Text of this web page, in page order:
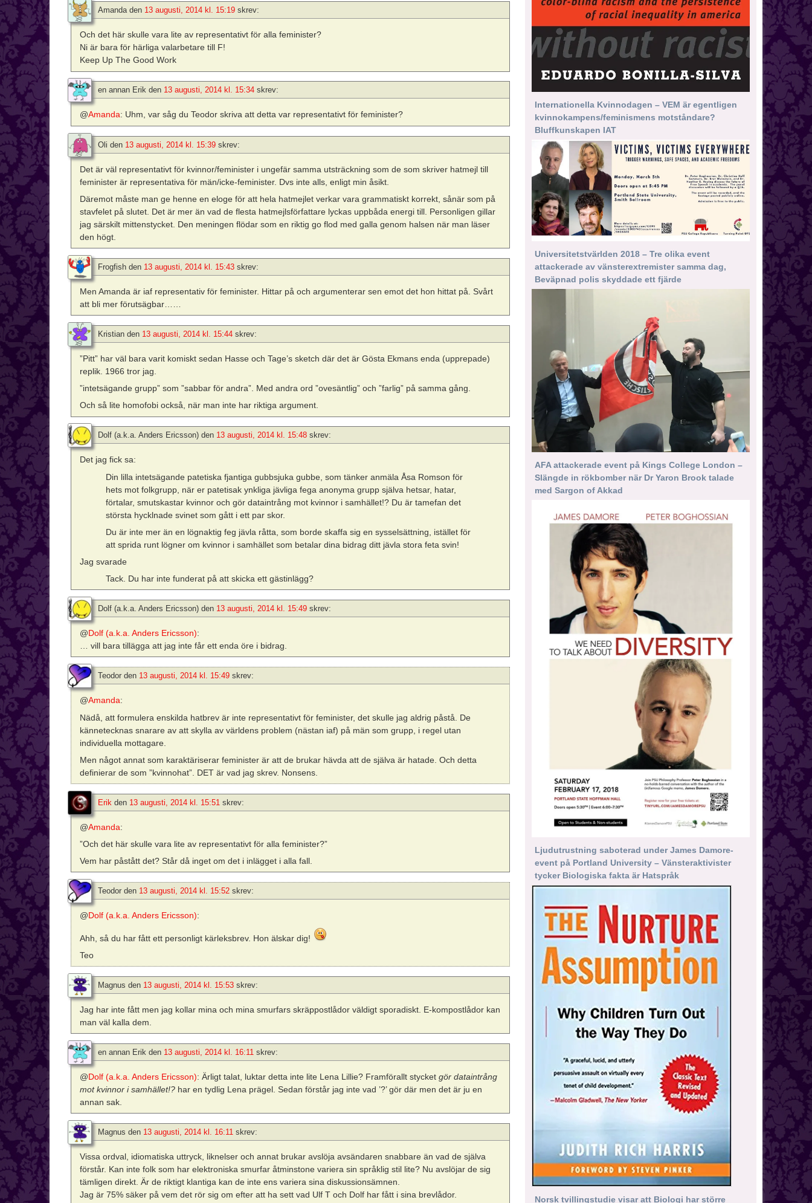
Amandaden 13 augusti, 2014 kl. 15:19 skrev:
Och det här skulle vara lite av representativt för alla feminister?
Ni är bara för härliga valarbetare till F!
Keep Up The Good Work
en annan Erik den 13 augusti, 2014 kl. 15:34 skrev:
@Amanda: Uhm, var såg du Teodor skriva att detta var representativt för feminister?
Oli den 13 augusti, 2014 kl. 15:39 skrev:
Det är väl representativt för kvinnor/feminister i ungefär samma utsträckning som de som skriver hatmejl till
feminister är representativa för män/icke-feminister. Dvs inte alls, enligt min åsikt.
Däremot måste man ge henne en eloge för att hela hatmejlet verkar vara grammatiskt korrekt, sånär som på
stavfelet på slutet. Det är mer än vad de flesta hatmejlsförfattare lyckas uppbåda energi till. Personligen gillar
jag särskilt mittenstycket. Den meningen flödar som en riktig go flod med galla genom halsen när man läser
den högt.
Frogfish den 13 augusti, 2014 kl. 15:43 skrev:
Men Amanda är iaf representativ för feminister. Hittar på och argumenterar sen emot det hon hittat på. Svårt
att bli mer förutsägbar……
Kristian den 13 augusti, 2014 kl. 15:44 skrev:
”Pitt” har väl bara varit komiskt sedan Hasse och Tage’s sketch där det är Gösta Ekmans enda (upprepade)
replik. 1966 tror jag.
”intetsägande grupp” som ”sabbar för andra”. Med andra ord ”ovesäntlig” och ”farlig” på samma gång.
Och så lite homofobi också, när man inte har riktiga argument.
Dolf (a.k.a. Anders Ericsson) den 13 augusti, 2014 kl. 15:48 skrev:
Det jag fick sa:
Din lilla intetsägande patetiska fjantiga gubbsjuka gubbe, som tänker anmäla Åsa Romson för
hets mot folkgrupp, när er patetisak ynkliga jävliga fega anonyma grupp själva hetsar, hatar,
förtalar, smutskastar kvinnor och gör dataintrång mot kvinnor i samhället!? Du är tamefan det
största hycklnade svinet som gått i ett par skor.
Du är inte mer än en lögnaktig feg jävla råtta, som borde skaffa sig en sysselsättning, istället för
att sprida runt lögner om kvinnor i samhället som betalar dina bidrag ditt jävla stora feta svin!
Jag svarade
Tack. Du har inte funderat på att skicka ett gästinlägg?
Dolf (a.k.a. Anders Ericsson) den 13 augusti, 2014 kl. 15:49 skrev:
@Dolf (a.k.a. Anders Ericsson):
… vill bara tillägga att jag inte får ett enda öre i bidrag.
Teodor den 13 augusti, 2014 kl. 15:49 skrev:
@Amanda:
Nädå, att formulera enskilda hatbrev är inte representativt för feminister, det skulle jag aldrig påstå. De
kännetecknas snarare av att skylla av världens problem (nästan iaf) på män som grupp, i regel utan
individuella mottagare.
Men något annat som karaktäriserar feminister är att de brukar hävda att de själva är hatade. Och detta
definierar de som ”kvinnohat”. DET är vad jag skrev. Nonsens.
Erik den 13 augusti, 2014 kl. 15:51 skrev:
@Amanda:
”Och det här skulle vara lite av representativt för alla feminister?”
Vem har påstått det? Står då inget om det i inlägget i alla fall.
Teodor den 13 augusti, 2014 kl. 15:52 skrev:
@Dolf (a.k.a. Anders Ericsson):
Ahh, så du har fått ett personligt kärleksbrev. Hon älskar dig!
Teo
Magnus den 13 augusti, 2014 kl. 15:53 skrev:
Jag har inte fått men jag kollar mina och mina smurfars skräppostlådor väldigt sporadiskt. E-kompostlådor kan
man väl kalla dem.
en annan Erik den 13 augusti, 2014 kl. 16:11 skrev:
@Dolf (a.k.a. Anders Ericsson): Ärligt talat, luktar detta inte lite Lena Lillie? Framförallt stycketgör dataintrång
mot kvinnor i samhället!? har en tydlig Lena prägel. Sedan förstår jag inte vad ’?’ gör där men det är ju en
annan sak.
Magnus den 13 augusti, 2014 kl. 16:11 skrev:
Vissa ordval, idiomatiska uttryck, liknelser och annat brukar avslöja avsändaren snabbare än vad de själva
förstår. Kan inte folk som har elektroniska smurfar åtminstone variera sin språklig stil lite? Nu avslöjar de sig
tämligen direkt. Är de riktigt klantiga kan de inte ens variera sina diskussionsämnen.
Jag är 75% säker på vem det rör sig om efter att ha sett vad Ulf T och Dolf har fått i sina brevlådor.
Internationella Kvinnodagen – VEM är egentligen
kvinnokampens/feminismens motståndare?
Bluffkunskapen IAT
Universitetstvärlden 2018 – Tre olika event
attackerade av vänsterextremister samma dag,
Beväpnad polis skyddade ett fjärde
AFA attackerade event på Kings College London –
Slängde in rökbomber när Dr Yaron Brook talade
med Sargon of Akkad
Ljudutrustning saboterad under James Damore-
event på Portland University – Vänsteraktivister
tycker Biologiska fakta är Hatspråk
Norsk tvillingstudie visar att Biologi har större